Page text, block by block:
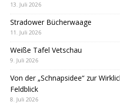
13. Juli 2026
Stradower Bücherwaage
11. Juli 2026
Weiße Tafel Vetschau
9. Juli 2026
Von der „Schnapsidee“ zur
Feldblick
8. Juli 2026